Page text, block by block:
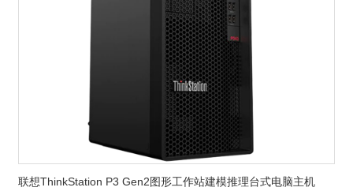
联想ThinkStation P3 Gen2图形工作站建模推理台式电脑主机